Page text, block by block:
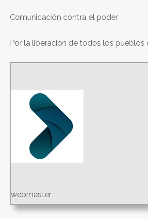
Comunicación contra el poder
Por la liberación de todos los
webmaster